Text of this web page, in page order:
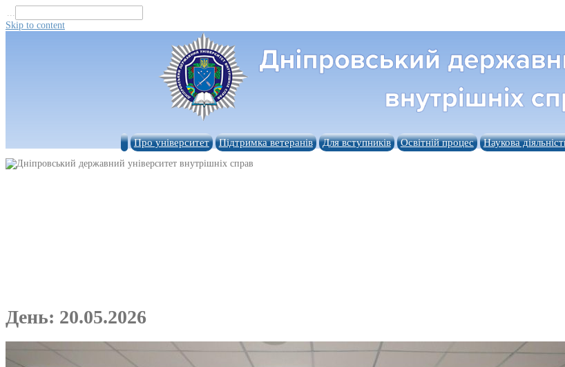
...
Skip to content
Про університет Підтримка ветеранів Для вступників Освітній процес Наукова
День: 20.05.2026